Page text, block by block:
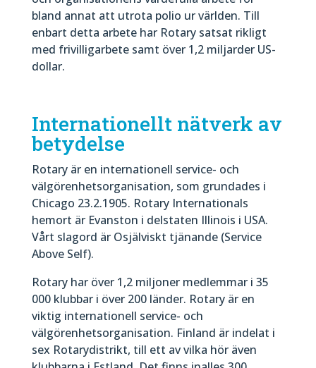
bland annat att utrota polio ur världen. Till
enbart detta arbete har Rotary satsat rikligt
med frivilligarbete samt över 1,2 miljarder US-
dollar.
Internationellt nätverk av
betydelse
Rotary är en internationell service- och
välgörenhetsorganisation, som grundades i
Chicago 23.2.1905. Rotary Internationals
hemort är Evanston i delstaten Illinois i USA.
Vårt slagord är Osjälviskt tjänande (Service
Above Self).
Rotary har över 1,2 miljoner medlemmar i 35
000 klubbar i över 200 länder. Rotary är en
viktig internationell service- och
välgörenhetsorganisation. Finland är indelat i
sex Rotarydistrikt, till ett av vilka hör även